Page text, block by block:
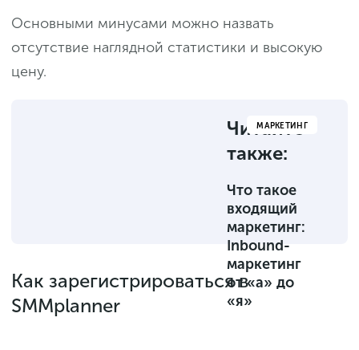
Основными минусами можно назвать
отсутствие наглядной статистики и высокую
цену.
МАРКЕТИНГ
Читайте
также:
Что такое
входящий
маркетинг:
Inbound-
маркетинг
от «а» до
«я»
Как зарегистрироваться в
SMMplanner